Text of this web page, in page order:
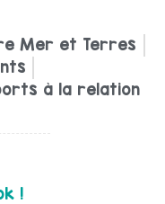
Mer et Terres
à la relation
!